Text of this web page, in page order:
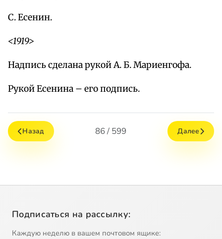
С. Есенин.
<1919>
Надпись сделана рукой А. Б. Мариенгофа.
Рукой Есенина – его подпись.
Назад 86 / 599 Далее
Подписаться на рассылку:
Каждую неделю в вашем почтовом ящике: